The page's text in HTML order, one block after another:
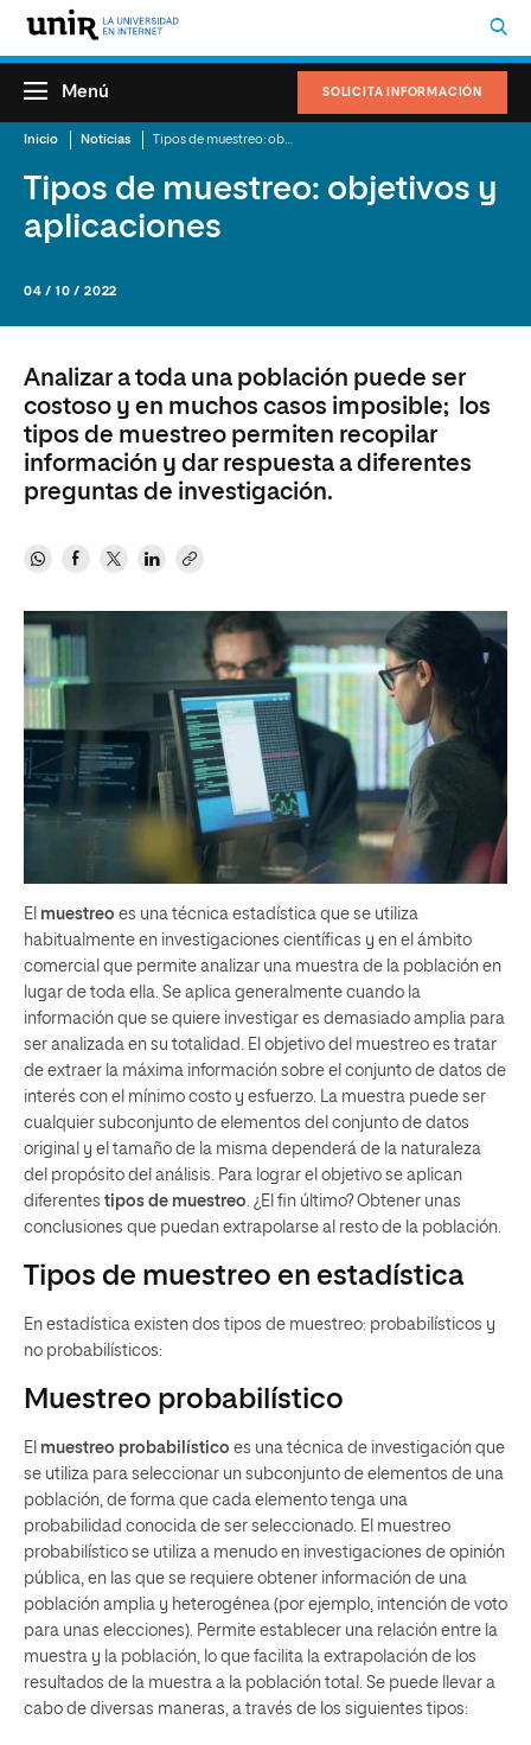
SOLICITA INFORMACIÓN
Menú
Inicio Noticias
Tipos de muestreo: objetivos y
aplicaciones
04 / 10 / 2022
Analizar a toda una población puede ser
costoso y en muchos casos imposible; los
tipos de muestreo permiten recopilar
información y dar respuesta a diferentes
preguntas de investigación.
El muestreo es una técnica estadística que se utiliza
habitualmente en investigaciones científicas y en el ámbito
comercial que permite analizar una muestra de la población en
lugar de toda ella. Se aplica generalmente cuando la
información que se quiere investigar es demasiado amplia para
ser analizada en su totalidad. El objetivo del muestreo es tratar
de extraer la máxima información sobre el conjunto de datos de
interés con el mínimo costo y esfuerzo. La muestra puede ser
cualquier subconjunto de elementos del conjunto de datos
original y el tamaño de la misma dependerá de la naturaleza
del propósito del análisis. Para lograr el objetivo se aplican
diferentes tipos de muestreo . ¿El fin último? Obtener unas
conclusiones que puedan extrapolarse al resto de la población.
Tipos de muestreo en estadística
En estadística existen dos tipos de muestreo: probabilísticos y
no probabilísticos:
Muestreo probabilístico
El muestreo probabilístico es una técnica de investigación que
se utiliza para seleccionar un subconjunto de elementos de una
población, de forma que cada elemento tenga una
probabilidad conocida de ser seleccionado. El muestreo
probabilístico se utiliza a menudo en investigaciones de opinión
pública, en las que se requiere obtener información de una
población amplia y heterogénea (por ejemplo, intención de voto
para unas elecciones). Permite establecer una relación entre la
muestra y la población, lo que facilita la extrapolación de los
resultados de la muestra a la población total. Se puede llevar a
cabo de diversas maneras, a través de los siguientes tipos: